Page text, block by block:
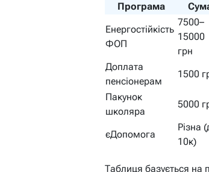
Програма
Енергостійкість
ФОП
7500–
15000
грн
Доплата
пенсіонерам
1500
Пакунок
школяра
5000
єДопомога
Різна
10к)
Таблиця базується